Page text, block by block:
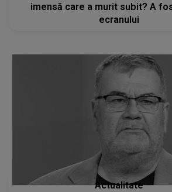
imensă care a murit subit? A fost regina
ecranului
Actualitate